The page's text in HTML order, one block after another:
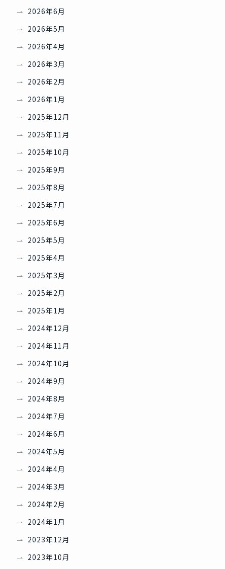
2026年6月
2026年5月
2026年4月
2026年3月
2026年2月
2026年1月
2025年12月
2025年11月
2025年10月
2025年9月
2025年8月
2025年7月
2025年6月
2025年5月
2025年4月
2025年3月
2025年2月
2025年1月
2024年12月
2024年11月
2024年10月
2024年9月
2024年8月
2024年7月
2024年6月
2024年5月
2024年4月
2024年3月
2024年2月
2024年1月
2023年12月
2023年10月